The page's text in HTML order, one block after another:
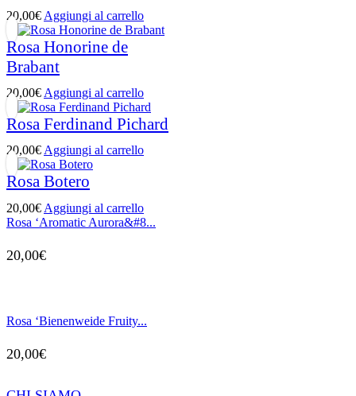
20,00€ Aggiungi al carrello
Rosa Honorine de
Brabant
20,00€ Aggiungi al carrello
Rosa Ferdinand Pichard
20,00€ Aggiungi al carrello
Rosa Botero
20,00€ Aggiungi al carrello
Rosa ‘Aromatic Aurora&#8...
20,00€
Rosa ‘Bienenweide Fruity...
20,00€